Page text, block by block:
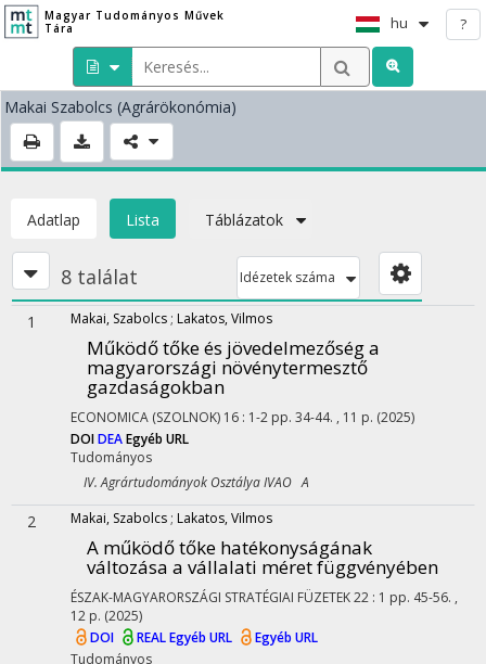
Magyar Tudományos Művek
Tára
hu ?
Makai Szabolcs (Agrárökonómia)
Adatlap Lista Táblázatok
8 találat Idézetek száma
1 Makai, Szabolcs ; Lakatos, Vilmos
Működő tőke és jövedelmezőség a
magyarországi növénytermesztő
gazdaságokban
ECONOMICA (SZOLNOK) 16 : 1-2 pp. 34-44. , 11 p. (2025)
DOIDEAEgyéb URL
Tudományos
IV. Agrártudományok Osztálya IVAO A
2 Makai, Szabolcs ; Lakatos, Vilmos
A működő tőke hatékonyságának
változása a vállalati méret függvényében
ÉSZAK-MAGYARORSZÁGI STRATÉGIAI FÜZETEK22 : 1 pp. 45-56. ,
12 p. (2025)
DOI
REALEgyéb URL
Egyéb URL
Tudományos